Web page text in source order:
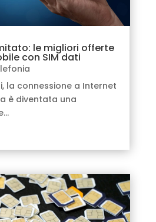
le migliori offerte
con SIM dati
la connessione a Internet
è diventata una